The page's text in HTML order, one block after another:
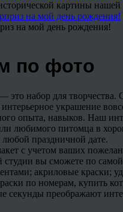
картины
на мой день рождения!
по фото
набор для
украшение
опыта, навыков. Наш
любимого питомца в
любой праздничной дате.
с учетом ваших
вы сможете по
акриловые краски;
по номерам, купить
секунды преображают